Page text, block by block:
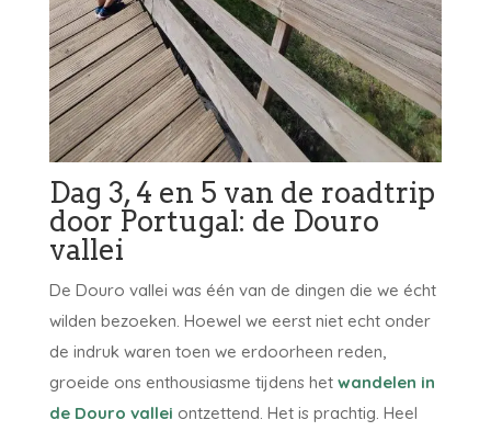
Dag 3, 4 en 5 van de roadtrip
door Portugal: de Douro
vallei
De Douro vallei was één van de dingen die we écht
wilden bezoeken. Hoewel we eerst niet echt onder
de indruk waren toen we erdoorheen reden,
groeide ons enthousiasme tijdens het wandelen in
de Douro vallei ontzettend. Het is prachtig. Heel